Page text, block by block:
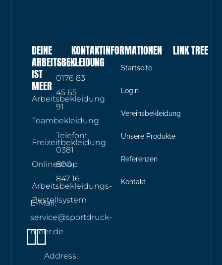
DEINE
ARBEITSBEKLEIDUNG
IST
MEER
Arbeitsbekleidung
Teambekleidung
Freizeitbekleidung
Onlineshop
Arbeitsbekleidungs-
Bestellsystem
Instagram
Whatsapp
KONTAKTINFORMATIONEN
Mobil:
0176 83
45 65
91
Telefon:
0381
800
847 16
E-Mail:
service@sportdruck-
meer.de
Address:
LINK TREE
Startseite
Login
Vereinsbekleidung
Unsere Produkte
Referenzen
Kontakt